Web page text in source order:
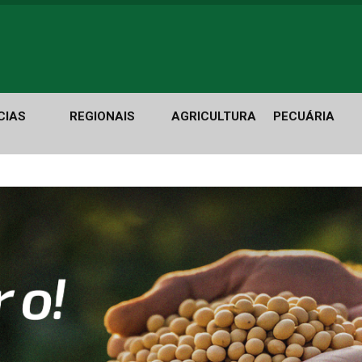
REGIONAIS AGRICULTURA PECUÁRIA